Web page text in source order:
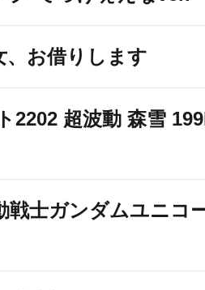
、お借りします
2202 超波動 森雪
戦士ガンダムユニコ